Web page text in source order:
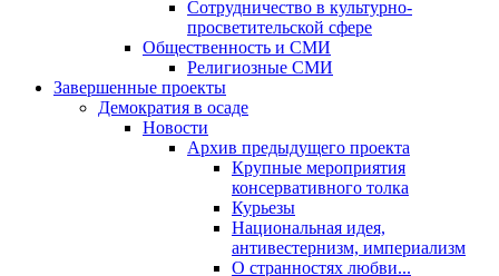
Сотрудничество в культурно-
просветительской сфере
Общественность и СМИ
Религиозные СМИ
Завершенные проекты
Демократия в осаде
Новости
Архив предыдущего проекта
Крупные мероприятия
консервативного толка
Курьезы
Национальная идея,
антивестернизм, империализм
О странностях любви...